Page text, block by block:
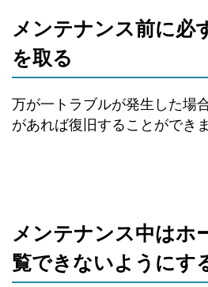
メンテナンス前に必
を取る
万が一トラブルが発生した場
があれば復旧することができま
メンテナンス中はホ
覧できないようにす